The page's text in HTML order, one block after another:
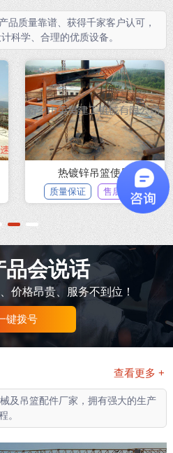
品质量靠谱、获得千家客户认可，
科学、合理的优质设备。
热镀锌吊篮使用
质量保证 售后无忧
2 3
品会说话
价格昂贵、服务不到位！
键拨号
查看更多 +
及吊篮配件厂家，拥有强大的生产
。